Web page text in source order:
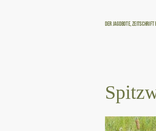
Der Jagdbote,